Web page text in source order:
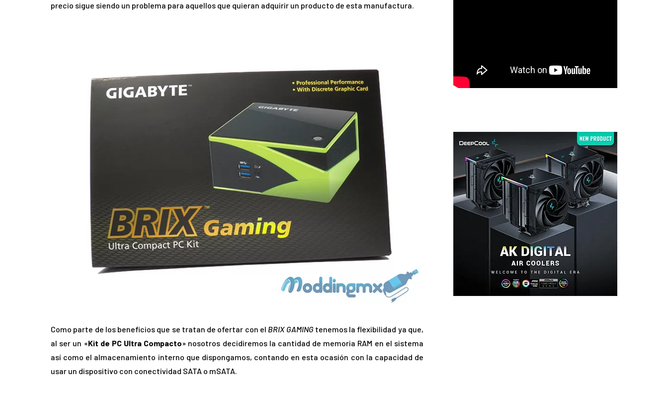
precio sigue siendo un problema para aquellos que quieran adquirir un producto de esta manufactura.
Como parte de los beneficios que se tratan de ofertar con el BRIX GAMINGtenemos la flexibilidad ya que,
al ser un «Kit de PC Ultra Compacto» nosotros decidiremos la cantidad de memoria RAM en el sistema
así como el almacenamiento interno que dispongamos, contando en esta ocasión con la capacidad de
usar un dispositivo con conectividad SATA o mSATA.